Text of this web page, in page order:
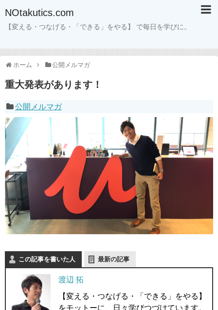
NOtakutics.com
【変える・つなげる・「できる」をやる】 で毎日を学びに。
ホーム 公開メルマガ
重大発表があります！
公開メルマガ
この記事を書いた人 最新の記事
渡辺 拓
【変える・つなげる・「できる」をやる】
をモットーに、日々学びつづけています。